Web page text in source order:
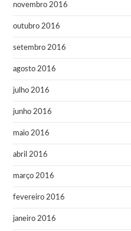
novembro 2016
outubro 2016
setembro 2016
agosto 2016
julho 2016
junho 2016
maio 2016
abril 2016
março 2016
fevereiro 2016
janeiro 2016